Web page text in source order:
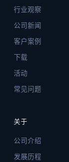
行业观察
公司新闻
客户案例
下载
活动
常见问题
关于
公司介绍
发展历程